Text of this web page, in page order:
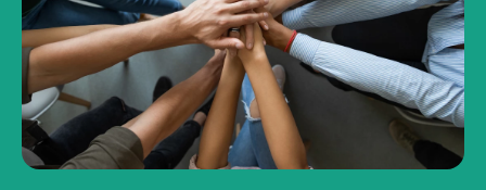
Sağlam Kart
Araç Finansmanı
Konut Finansmanı